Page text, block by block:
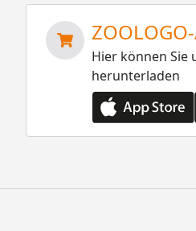
Hier können Sie
herunterladen